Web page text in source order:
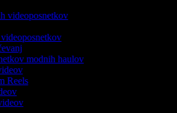
videoposnetkov
modnih haulov
Reels